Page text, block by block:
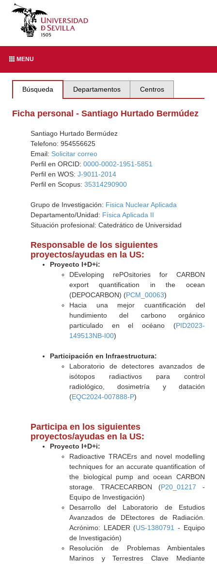
MENU
Búsqueda Departamentos Centros
Ficha personal - Santiago Hurtado Bermúdez
Santiago Hurtado Bermúdez
Telefono: 954556625
Email: Solicitar correo
Perfil en ORCID: 0000-0002-1951-5851
Perfil en WOS: J-9011-2014
Perfil en Scopus: 35314290900
Grupo de Investigación: Fisica Nuclear Aplicada
Departamento/Unidad: Física Aplicada II
Situación profesional: Catedrático de Universidad
Responsable de los siguientes
proyectos/ayudas en la US:
Proyecto I+D+i:
DEveloping rePOsitories for CARBON
export quantification in the ocean
(DEPOCARBON) (PCM_00063)
Hacia una mejor cuantificación del
hundimiento del carbono orgánico
particulado en el océano (PID2023-
149513NB-I00)
Participación en Infraestructura:
Laboratorio de detectores avanzados de
isótopos radiactivos para control
radiológico, dosimetría y datación
(EQC2024-007888-P)
Participa en los siguientes
proyectos/ayudas en la US:
Proyecto I+D+i:
Radioactive TRACErs and novel modelling
techniques for an accurate quantification of
the biological pump and ocean CARBON
storage. TRACECARBON (P20_01217 -
Equipo de Investigación)
Desarrollo del Laboratorio de Estudios
Avanzados de DEtectores de Radiación.
Acrónimo: LEADER (US-1380791
- Equipo
de Investigación)
Resolución de Problemas Ambientales
Marinos y Terrestres Clave Mediante